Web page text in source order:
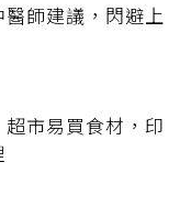
師建議，閃避上
超市易買食材，印